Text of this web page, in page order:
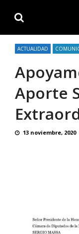
navigation
content
ACTUALIDAD
Aporte
13 noviembre, 2020